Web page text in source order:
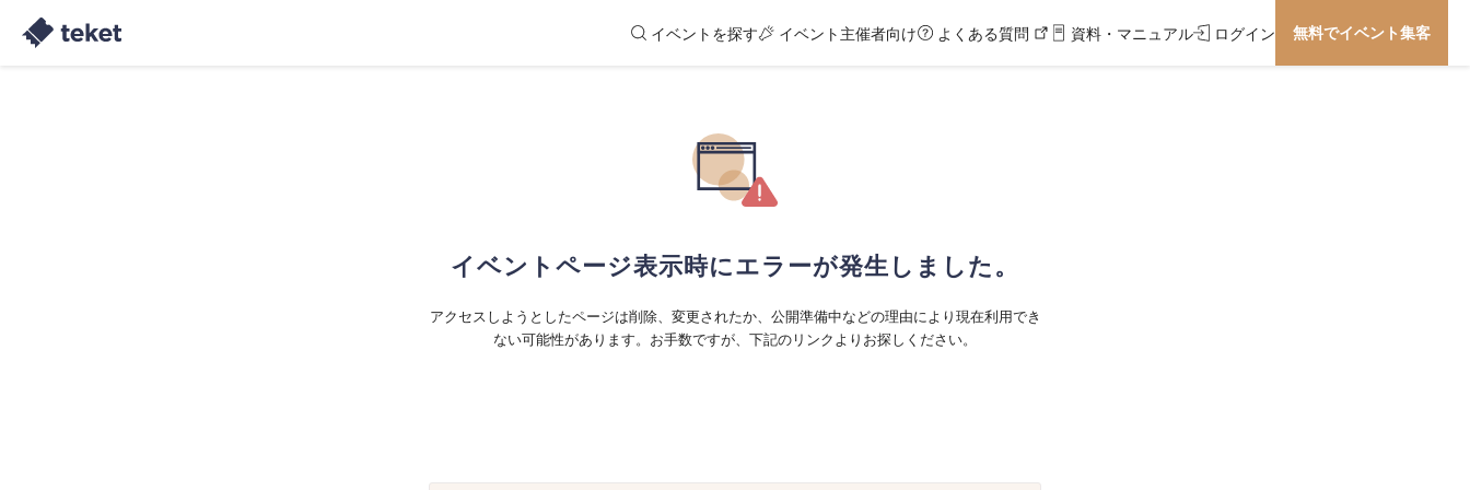
イベントを探す イベント主催者向け よくある質問 資料・マニュアル ログイン 無料でイベント集客
イベントページ表示時にエラーが発生しました。
アクセスしようとしたページは削除、変更されたか、公開準備中などの理由により現在利用でき
ない可能性があります。お手数ですが、下記のリンクよりお探しください。